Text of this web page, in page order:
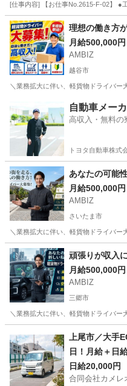
[仕事内容] 【お仕事No.2615-F-02】
埼玉 飯能市 その他
理想の働き⽅
月給500,000円
AMBIZ
越谷市
＼業務拡大に伴い、軽貨物ドライバ
物流 スタッ
自動車メー
高収入・無料の
トヨタ自動車株式
あなたの可能
月給500,000円
AMBIZ
さいたま市
＼業務拡大に伴い、軽貨物ドライバ
埼玉 さいたま市 物流
頑張りが収⼊
月給500,000円
AMBIZ
三郷市
＼業務拡大に伴い、軽貨物ドライバ
物流 貨物
上尾市／大手
日！月給＋日
日給20,000円
合同会社カメレ